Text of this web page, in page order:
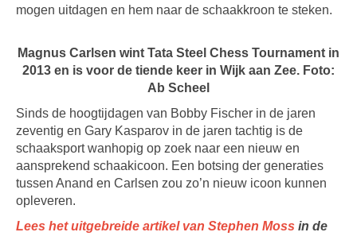
mogen uitdagen en hem naar de schaakkroon te steken.
Magnus Carlsen wint Tata Steel Chess Tournament in
2013 en is voor de tiende keer in Wijk aan Zee. Foto:
Ab Scheel
Sinds de hoogtijdagen van Bobby Fischer in de jaren
zeventig en Gary Kasparov in de jaren tachtig is de
schaaksport wanhopig op zoek naar een nieuw en
aansprekend schaakicoon. Een botsing der generaties
tussen Anand en Carlsen zou zo’n nieuw icoon kunnen
opleveren.
Lees het uitgebreide artikel van Stephen Moss in de